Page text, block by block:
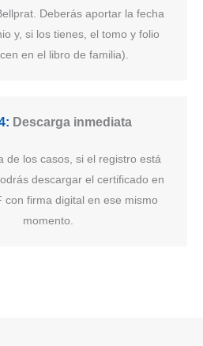
Deberás aportar la fecha
y, si los tienes, el tomo y folio
en el libro de familia).
Descarga inmediata
de los casos, si el registro está
descargar el certificado en
con firma digital en ese mismo
momento.